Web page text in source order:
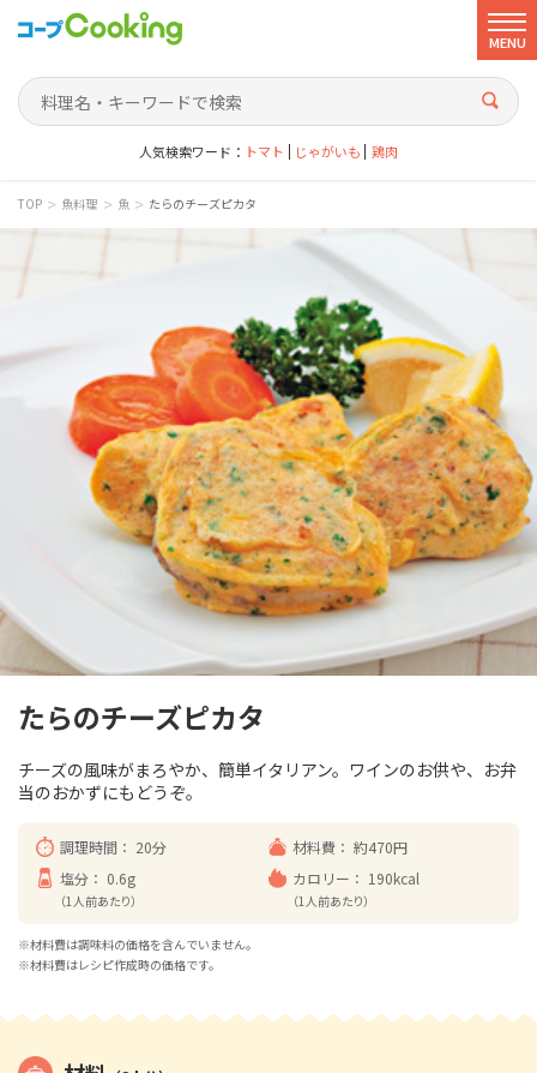
MENU
人気検索ワード： トマト じゃがいも 鶏肉
TOP > 魚料理 > 魚 > たらのチーズピカタ
たらのチーズピカタ
チーズの風味がまろやか、簡単イタリアン。ワインのお供や、お弁
当のおかずにもどうぞ。
調理時間： 20分 材料費： 約470円
塩分： 0.6g
（1人前あたり）
カロリー： 190kcal
（1人前あたり）
※材料費は調味料の価格を含んでいません。
※材料費はレシピ作成時の価格です。